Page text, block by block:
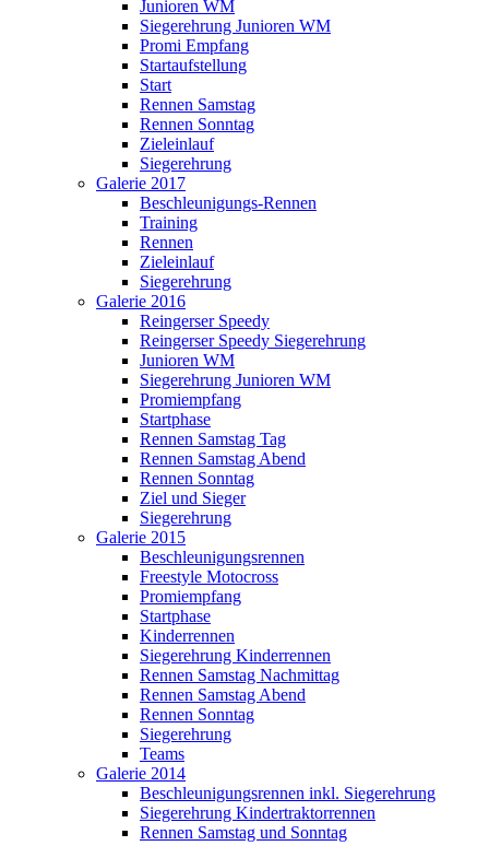
Junioren WM
Siegerehrung Junioren WM
Promi Empfang
Startaufstellung
Start
Rennen Samstag
Rennen Sonntag
Zieleinlauf
Siegerehrung
Galerie 2017
Beschleunigungs-Rennen
Training
Rennen
Zieleinlauf
Siegerehrung
Galerie 2016
Reingerser Speedy
Reingerser Speedy Siegerehrung
Junioren WM
Siegerehrung Junioren WM
Promiempfang
Startphase
Rennen Samstag Tag
Rennen Samstag Abend
Rennen Sonntag
Ziel und Sieger
Siegerehrung
Galerie 2015
Beschleunigungsrennen
Freestyle Motocross
Promiempfang
Startphase
Kinderrennen
Siegerehrung Kinderrennen
Rennen Samstag Nachmittag
Rennen Samstag Abend
Rennen Sonntag
Siegerehrung
Teams
Galerie 2014
Beschleunigungsrennen inkl. Siegerehrung
Siegerehrung Kindertraktorrennen
Rennen Samstag und Sonntag